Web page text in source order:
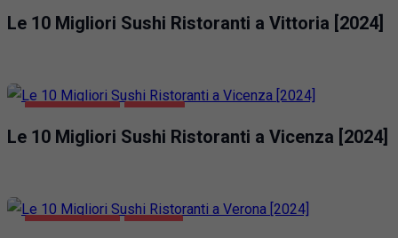
Le 10 Migliori Sushi Ristoranti a Vittoria [2024]
GASTRONOMIA VICENZA
Le 10 Migliori Sushi Ristoranti a Vicenza [2024]
GASTRONOMIA VERONA